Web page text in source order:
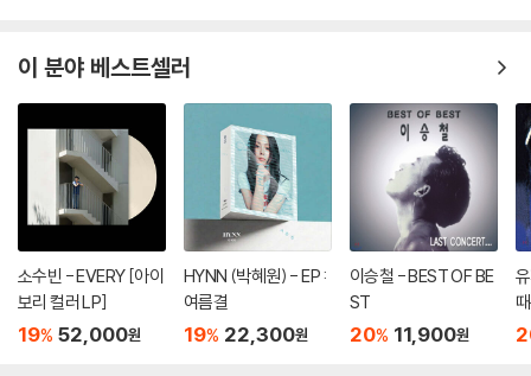
이 분야 베스트셀러
소수빈 - EVERY [아이
보리 컬러 LP]
19% 52,000원
HYNN (박혜원) - EP :
여름결
19% 22,300원
이승철 - BEST OF BE
ST
20% 11,900원